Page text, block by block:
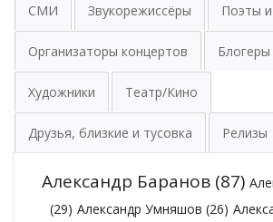
СМИ Звукорежиссёры Поэты
Организаторы концертов Блогеры
Художники Театр/Кино
Друзья, близкие и тусовка Релизы
Александр Баранов(87)
(29) Александр Умняшов (26)